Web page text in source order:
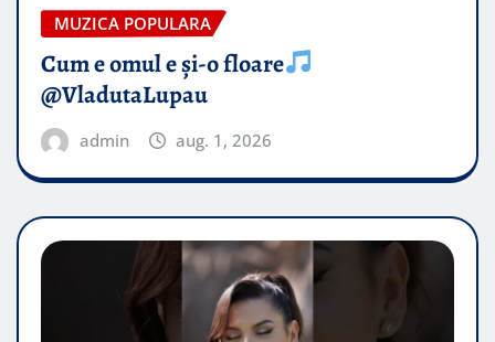
MUZICA POPULARA
Cum e omul e și-o floare
@VladutaLupau
admin aug. 1, 2026